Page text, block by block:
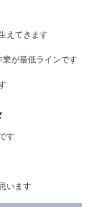
えてきます
が最低ラインです
す
います